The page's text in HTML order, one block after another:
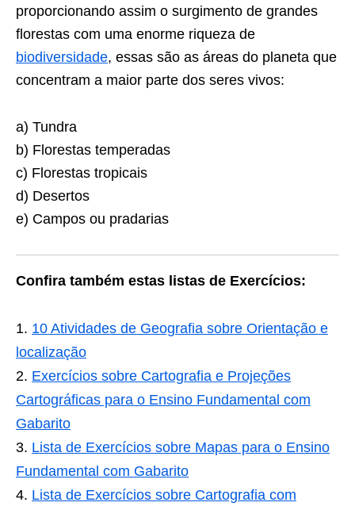
proporcionando assim o surgimento de grandes
florestas com uma enorme riqueza de
biodiversidade, essas são as áreas do planeta que
concentram a maior parte dos seres vivos:
a) Tundra
b) Florestas temperadas
c) Florestas tropicais
d) Desertos
e) Campos ou pradarias
Confira também estas listas de Exercícios:
10 Atividades de Geografia sobre Orientação e
localização
Exercícios sobre Cartografia e Projeções
Cartográficas para o Ensino Fundamental com
Gabarito
Lista de Exercícios sobre Mapas para o Ensino
Fundamental com Gabarito
Lista de Exercícios sobre Cartografia com